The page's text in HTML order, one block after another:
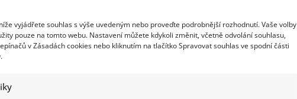
vyjádřete souhlas s výše uvedeným nebo proveďte podrobnější rozhodnutí. Vaše volby
pouze na tomto webu. Nastavení můžete kdykoli změnit, včetně odvolání souhlasu,
v Zásadách cookies nebo kliknutím na tlačítko Spravovat souhlas ve spodní části